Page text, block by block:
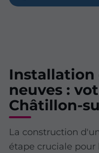
Installation
neuves :
Châtillon-
La construction
étape cruciale